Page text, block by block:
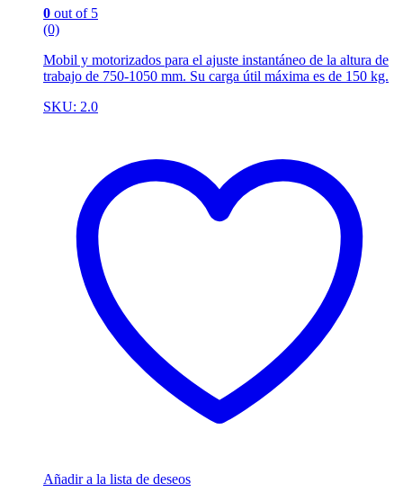
0 out of 5
(0)
Mobil y motorizados para el ajuste instantáneo de la altura de
trabajo de 750-1050 mm. Su carga útil máxima es de 150 kg.
SKU: 2.0
Añadir a la lista de deseos